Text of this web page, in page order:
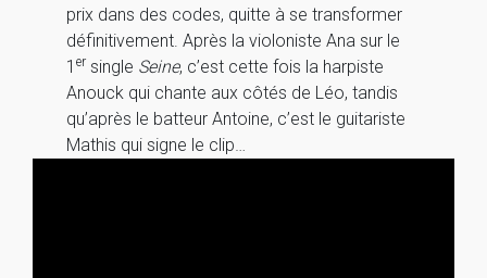
prix dans des codes, quitte à se transformer
définitivement. Après la violoniste Ana sur le
1er single Seine, c’est cette fois la harpiste
Anouck qui chante aux côtés de Léo, tandis
qu’après le batteur Antoine, c’est le guitariste
Mathis qui signe le clip…